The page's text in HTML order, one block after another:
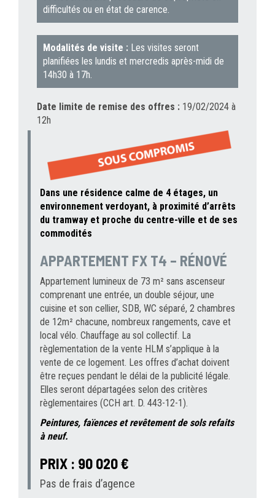
difficultés ou en état de carence.
Modalités de visite : Les visites seront
planifiées les lundis et mercredis après-midi de
14h30 à 17h.
Date limite de remise des offres : 19/02/2024 à
12h
Dans une résidence calme de 4 étages, un
environnement verdoyant, à proximité d’arrêts
du tramway et proche du centre-ville et de ses
commodités
APPARTEMENT FX T4 – RÉNOVÉ
Appartement lumineux de 73 m² sans ascenseur
comprenant une entrée, un double séjour, une
cuisine et son cellier, SDB, WC séparé, 2 chambres
de 12m² chacune, nombreux rangements, cave et
local vélo. Chauffage au sol collectif. La
règlementation de la vente HLM s’applique à la
vente de ce logement. Les offres d’achat doivent
être reçues pendant le délai de la publicité légale.
Elles seront départagées selon des critères
règlementaires (CCH art. D. 443-12-1).
Peintures, faïences et revêtement de sols refaits
à neuf.
PRIX : 90 020 €
Pas de frais d’agence